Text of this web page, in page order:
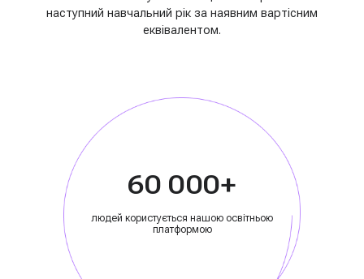
наступний навчальний рік за наявним вартісним
еквівалентом.
60 000+
людей користується нашою освітньою
платформою